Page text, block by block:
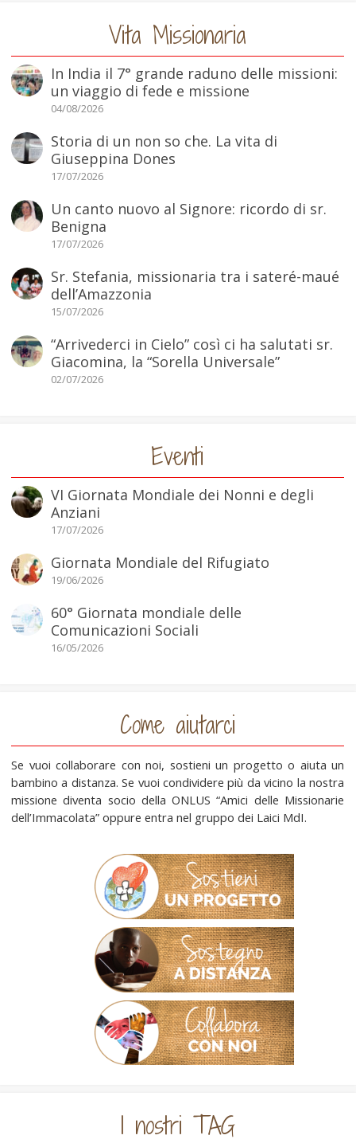
Vita Missionaria
In India il 7° grande raduno delle missioni:
un viaggio di fede e missione
04/08/2026
Storia di un non so che. La vita di
Giuseppina Dones
17/07/2026
Un canto nuovo al Signore: ricordo di sr.
Benigna
17/07/2026
Sr. Stefania, missionaria tra i sateré-maué
dell’Amazzonia
15/07/2026
“Arrivederci in Cielo” così ci ha salutati sr.
Giacomina, la “Sorella Universale”
02/07/2026
Eventi
VI Giornata Mondiale dei Nonni e degli
Anziani
17/07/2026
Giornata Mondiale del Rifugiato
19/06/2026
60° Giornata mondiale delle
Comunicazioni Sociali
16/05/2026
Come aiutarci
Se vuoi collaborare con noi, sostieni un progetto o aiuta un
bambino a distanza. Se vuoi condividere più da vicino la nostra
missione diventa socio della ONLUS “Amici delle Missionarie
dell’Immacolata” oppure entra nel gruppo dei Laici MdI.
I nostri TAG